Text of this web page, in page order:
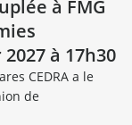
à FMG
à 17h30
CEDRA a le
de